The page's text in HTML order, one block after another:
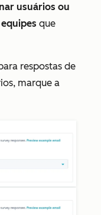
usuários ou
equipes que
respostas de
marque a